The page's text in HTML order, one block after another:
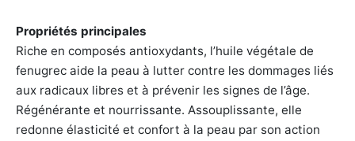
Propriétés principales
Riche en composés antioxydants, l’huile végétale de
fenugrec aide la peau à lutter contre les dommages liés
aux radicaux libres et à prévenir les signes de l’âge.
Régénérante et nourrissante. Assouplissante, elle
redonne élasticité et confort à la peau par son action